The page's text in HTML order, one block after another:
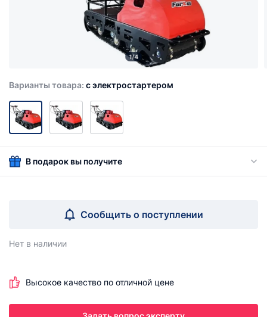
1/4
Варианты товара: c электростартером
В подарок вы получите
Сообщить о поступлении
Нет в наличии
Высокое качество по отличной цене